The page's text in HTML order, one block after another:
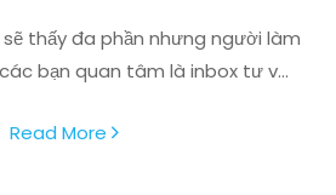
thấy đa phần nhưng người làm
bạn quan tâm là inbox tư v...
Read More